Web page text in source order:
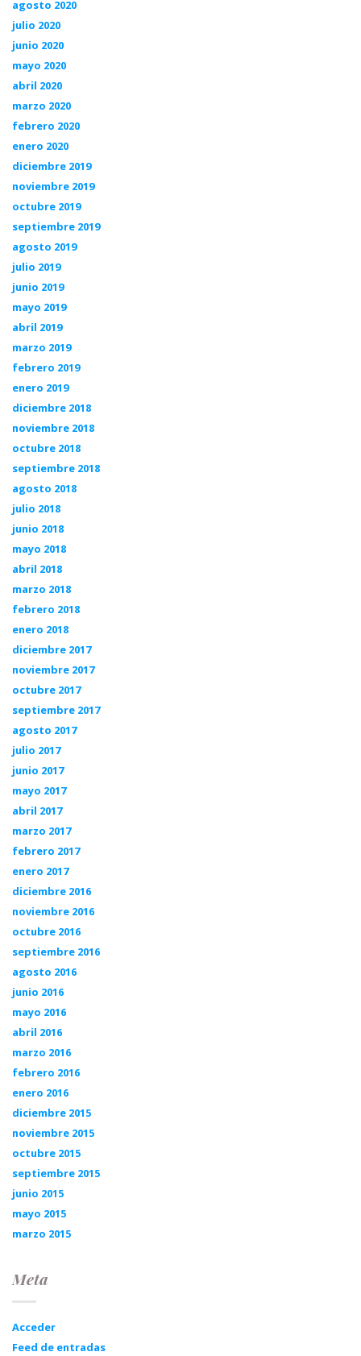
agosto 2020
julio 2020
junio 2020
mayo 2020
abril 2020
marzo 2020
febrero 2020
enero 2020
diciembre 2019
noviembre 2019
octubre 2019
septiembre 2019
agosto 2019
julio 2019
junio 2019
mayo 2019
abril 2019
marzo 2019
febrero 2019
enero 2019
diciembre 2018
noviembre 2018
octubre 2018
septiembre 2018
agosto 2018
julio 2018
junio 2018
mayo 2018
abril 2018
marzo 2018
febrero 2018
enero 2018
diciembre 2017
noviembre 2017
octubre 2017
septiembre 2017
agosto 2017
julio 2017
junio 2017
mayo 2017
abril 2017
marzo 2017
febrero 2017
enero 2017
diciembre 2016
noviembre 2016
octubre 2016
septiembre 2016
agosto 2016
junio 2016
mayo 2016
abril 2016
marzo 2016
febrero 2016
enero 2016
diciembre 2015
noviembre 2015
octubre 2015
septiembre 2015
junio 2015
mayo 2015
marzo 2015
Meta
Acceder
Feed de entradas